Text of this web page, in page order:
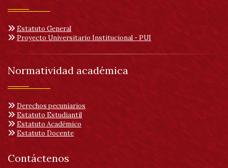
Estatuto General
Proyecto Universitario Institucional - PUI
Normatividad académica
Derechos pecuniarios
Estatuto Estudiantil
Estatuto Académico
Estatuto Docente
Contáctenos